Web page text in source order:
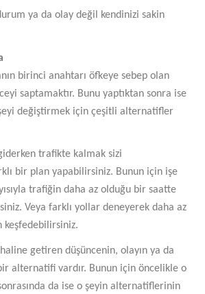
ya da olay değil kendinizi sakin
birinci anahtarı öfkeye sebep olan
saptamaktır. Bunu yaptıktan sonra ise
değiştirmek için çeşitli alternatifler
trafikte kalmak sizi
bir plan yapabilirsiniz. Bunun için işe
trafiğin daha az olduğu bir saatte
Veya farklı yollar deneyerek daha az
getiren düşüncenin, olayın ya da
alternatifi vardır. Bunun için öncelikle o
da ise o şeyin alternatiflerinin